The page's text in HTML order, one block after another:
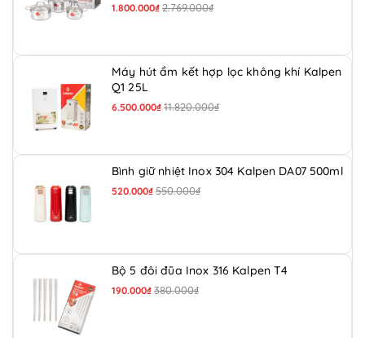
1.800.000₫ 2.769.000₫
Máy hút ẩm kết hợp lọc không khí Kalpen
Q1 25L
6.500.000₫ 11.820.000₫
Bình giữ nhiệt Inox 304 Kalpen DA07 500ml
520.000₫ 550.000₫
Bộ 5 đôi đũa Inox 316 Kalpen T4
190.000₫ 380.000₫